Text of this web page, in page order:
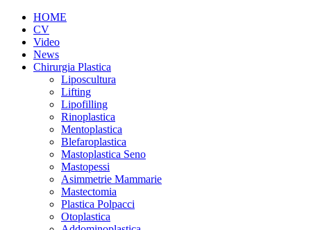
HOME
CV
Video
News
Chirurgia Plastica
Liposcultura
Lifting
Lipofilling
Rinoplastica
Mentoplastica
Blefaroplastica
Mastoplastica Seno
Mastopessi
Asimmetrie Mammarie
Mastectomia
Plastica Polpacci
Otoplastica